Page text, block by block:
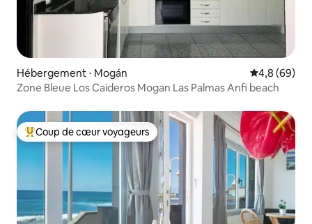
Hébergement ⋅ Mogán Évaluation
4,8 (69)
Zone Bleue Los Caideros Mogan Las Palmas Anfi beach
Coups de cœur voyageurs les plus appréciés
Coup de cœur voyageurs